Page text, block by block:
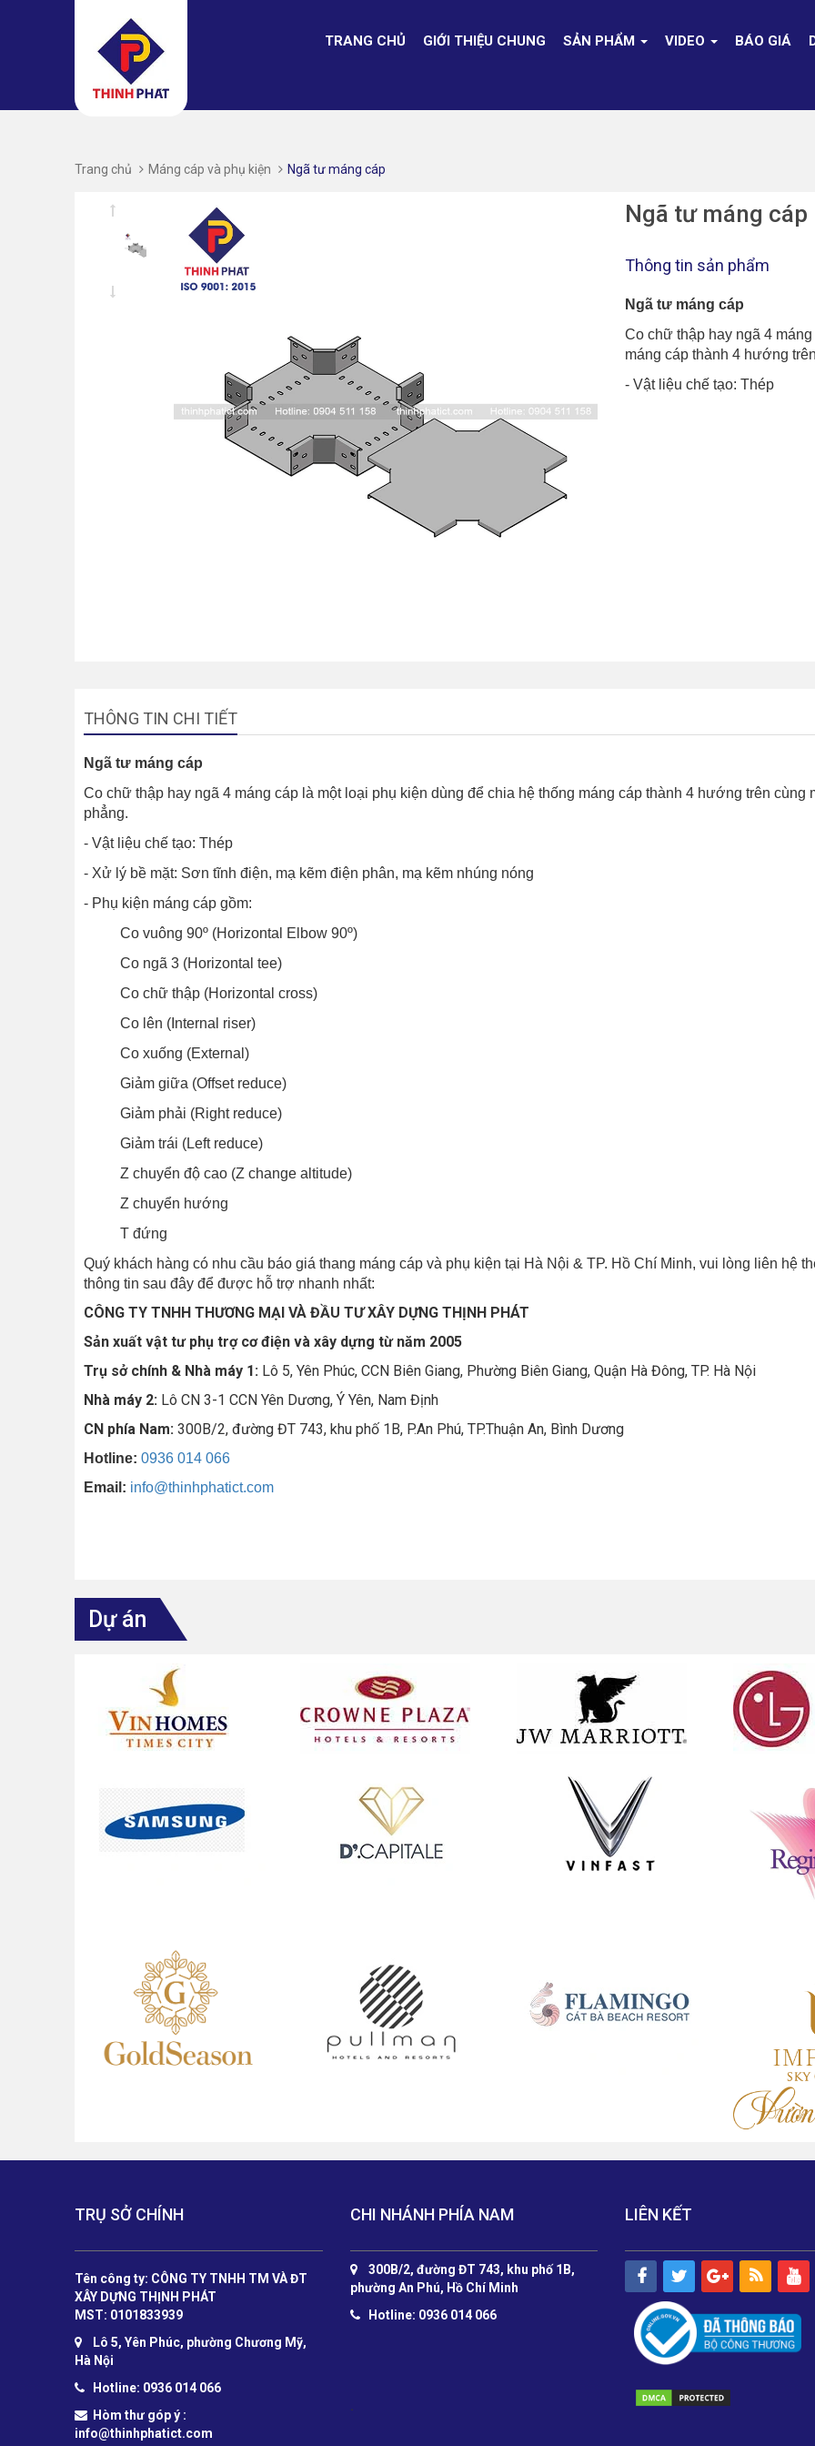
TRANG CHỦ GIỚI THIỆU CHUNG SẢN PHẨM VIDEO BÁO GIÁ
Trang chủ Máng cáp và phụ kiện Ngã tư máng cáp
Ngã tư máng cáp
Thông tin sản phẩm
Ngã tư máng cáp
Co chữ thập hay ngã 4
máng cáp thành 4 hướng
- Vật liệu chế tạo: Thép
THÔNG TIN CHI TIẾT
Ngã tư máng cáp
Co chữ thập hay ngã 4 máng cáp là một loại phụ kiện dùng để chia hệ thống máng cáp thành 4 hướng trên cùng
phẳng.
- Vật liệu chế tạo: Thép
- Xử lý bề mặt: Sơn tĩnh điện, mạ kẽm điện phân, mạ kẽm nhúng nóng
- Phụ kiện máng cáp gồm:
Co vuông 90º (Horizontal Elbow 90º)
Co ngã 3 (Horizontal tee)
Co chữ thập (Horizontal cross)
Co lên (Internal riser)
Co xuống (External)
Giảm giữa (Offset reduce)
Giảm phải (Right reduce)
Giảm trái (Left reduce)
Z chuyển độ cao (Z change altitude)
Z chuyển hướng
T đứng
Quý khách hàng có nhu cầu báo giá thang máng cáp và phụ kiện tại Hà Nội & TP. Hồ Chí Minh, vui lòng liên hệ
thông tin sau đây để được hỗ trợ nhanh nhất:
CÔNG TY TNHH THƯƠNG MẠI VÀ ĐẦU TƯ XÂY DỰNG THỊNH PHÁT
Sản xuất vật tư phụ trợ cơ điện và xây dựng từ năm 2005
Trụ sở chính & Nhà máy 1: Lô 5, Yên Phúc, CCN Biên Giang, Phường Biên Giang, Quận Hà Đông, TP. Hà Nội
Nhà máy 2: Lô CN 3-1 CCN Yên Dương, Ý Yên, Nam Định
CN phía Nam: 300B/2, đường ĐT 743, khu phố 1B, P.An Phú, TP.Thuận An, Bình Dương
Hotline: 0936 014 066
Email: info@thinhphatict.com
Dự án
TRỤ SỞ CHÍNH
Tên công ty: CÔNG TY TNHH TM VÀ ĐT
XÂY DỰNG THỊNH PHÁT
MST: 0101833939
Lô 5, Yên Phúc, phường Chương Mỹ,
Hà Nội
Hotline: 0936 014 066
Hòm thư góp ý :
info@thinhphatict.com
CHI NHÁNH PHÍA NAM
300B/2, đường ĐT 743, khu phố 1B,
phường An Phú, Hồ Chí Minh
Hotline: 0936 014 066
.
LIÊN KẾT